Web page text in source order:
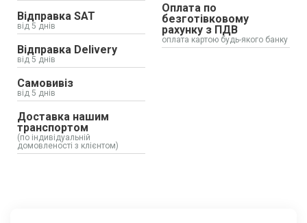
Відправка SAT
від 5 днів
Відправка Delivery
від 5 днів
Самовивіз
від 5 днів
Доставка нашим
транспортом
(по індивідуальній
домовленості з клієнтом)
Оплата по
безготівковому
рахунку з ПДВ
оплата картою будь-якого банку